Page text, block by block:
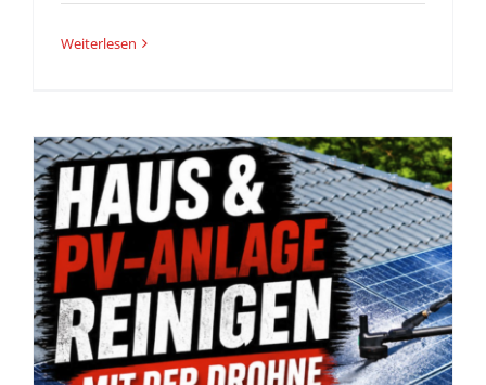
Weiterlesen